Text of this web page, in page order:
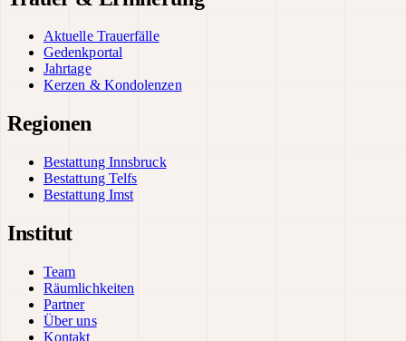
Aktuelle Trauerfälle
Gedenkportal
Jahrtage
Kerzen & Kondolenzen
Regionen
Bestattung Innsbruck
Bestattung Telfs
Bestattung Imst
Institut
Team
Räumlichkeiten
Partner
Über uns
Kontakt